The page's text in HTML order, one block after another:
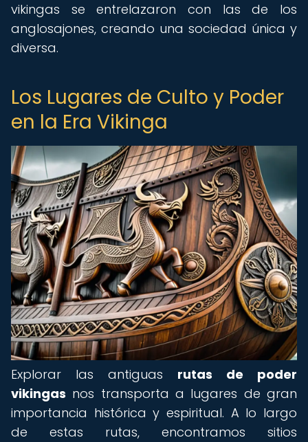
vikingas se entrelazaron con las de los
anglosajones, creando una sociedad única y
diversa.
Los Lugares de Culto y Poder
en la Era Vikinga
Explorar las antiguas rutas de poder
vikingas nos transporta a lugares de gran
importancia histórica y espiritual. A lo largo
de estas rutas, encontramos sitios